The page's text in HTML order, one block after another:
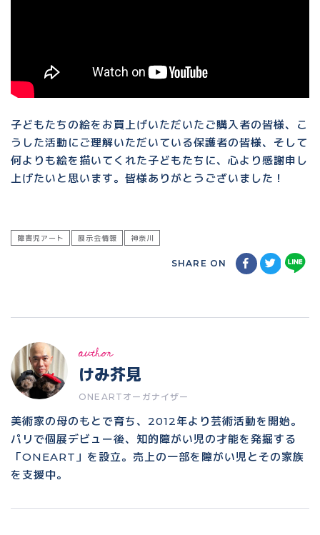
子どもたちの絵をお買上げいただいたご購入者の皆様、こ
うした活動にご理解いただいている保護者の皆様、そして
何よりも絵を描いてくれた子どもたちに、心より感謝申し
上げたいと思います。皆様ありがとうございました！
障害児アート 展示会情報 神奈川
SHARE ON
author
けみ芥見
ONEARTオーガナイザー
美術家の母のもとで育ち、2012年より芸術活動を開始。
パリで個展デビュー後、知的障がい児の才能を発掘する
「ONEART」を設立。売上の一部を障がい児とその家族
を支援中。